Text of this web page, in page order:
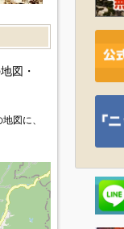
図・
図に、